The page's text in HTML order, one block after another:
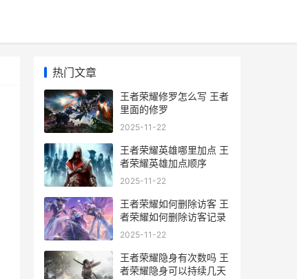
热门文章
王者荣耀修罗怎么写 王者
里面的修罗
2025-11-22
王者荣耀英雄哪里加点 王
者荣耀英雄加点顺序
2025-11-22
王者荣耀如何删除访客 王
者荣耀如何删除访客记录
2025-11-22
王者荣耀隐身有次数吗 王
者荣耀隐身可以持续几天